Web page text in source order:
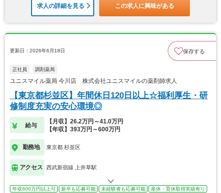
求人の詳細を見る この求人に興味がある
更新日：2026年6月18日 保存する
正社員 調剤薬局
ユニスマイル薬局 今川店 株式会社ユニスマイルの薬剤師求人
【東京都杉並区】年間休日120日以上☆福利厚生・研
修制度充実の安心環境◎
給与
【月収】26.2万円～41.0万円
【年収】393万円～600万円
勤務地 東京都 杉並区
アクセス 西武新宿線 上井草駅
年収600万円以上可 新卒も応募可能 未経験者も応募可能
産休・育休取得実績有り